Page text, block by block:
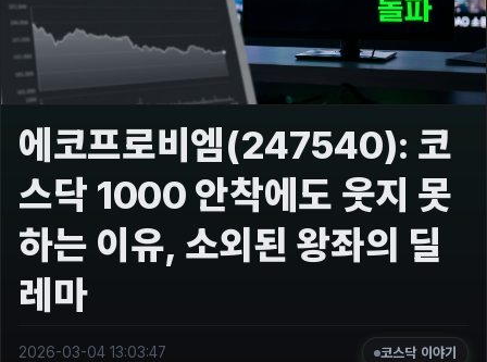
에코프로비엠(247540): 코
스닥 1000 안착에도 웃지 못
하는 이유, 소외된 왕좌의 딜
레마
2026-03-04 13:03:47 코스닥 이야기